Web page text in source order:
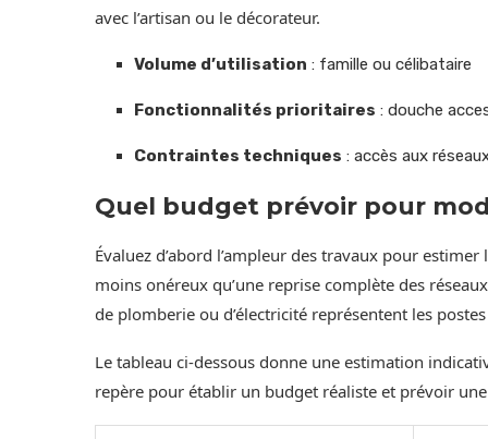
avec l’artisan ou le décorateur.
Volume d’utilisation : famille ou célibataire
Fonctionnalités prioritaires : douche
Contraintes techniques : accès aux
Quel budget prévoir pour
Évaluez d’abord l’ampleur des travaux pour
moins onéreux qu’une reprise complète des
de plomberie ou d’électricité représentent les
Le tableau ci-dessous donne une estimation
repère pour établir un budget réaliste et prévoir